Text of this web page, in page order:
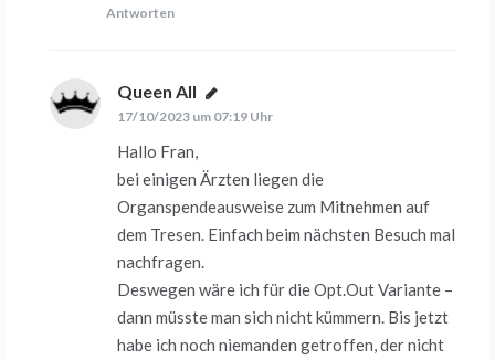
Antworten
Queen All sagt:
17/10/2023 um 07:19 Uhr
Hallo Fran,
bei einigen Ärzten liegen die
Organspendeausweise zum Mitnehmen auf
dem Tresen. Einfach beim nächsten Besuch mal
nachfragen.
Deswegen wäre ich für die Opt.Out Variante –
dann müsste man sich nicht kümmern. Bis jetzt
habe ich noch niemanden getroffen, der nicht